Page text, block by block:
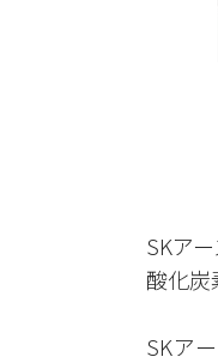
SKア
酸化炭
SKア